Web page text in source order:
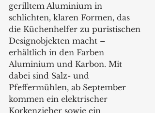
gerilltem Aluminium in
schlichten, klaren Formen, das
die Küchenhelfer zu puristischen
Designobjekten macht –
erhältlich in den Farben
Aluminium und Karbon. Mit
dabei sind Salz- und
Pfeffermühlen, ab September
kommen ein elektrischer
Korkenzieher sowie ein